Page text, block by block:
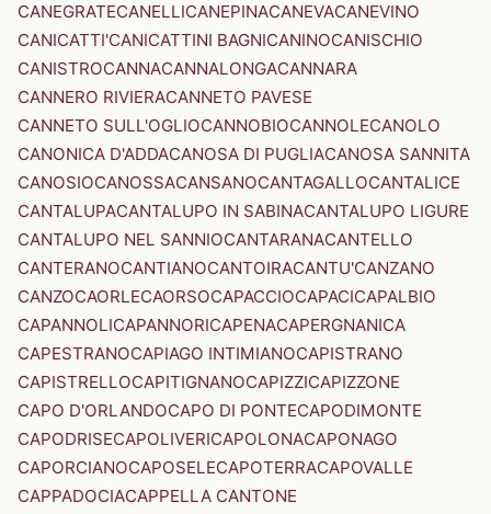
CANEGRATECANELLICANEPINACANEVACANEVINO
CANICATTI'CANICATTINI BAGNICANINOCANISCHIO
CANISTROCANNACANNALONGACANNARA
CANNERO RIVIERACANNETO PAVESE
CANNETO SULL'OGLIOCANNOBIOCANNOLECANOLO
CANONICA D'ADDACANOSA DI PUGLIACANOSA SANNITA
CANOSIOCANOSSACANSANOCANTAGALLOCANTALICE
CANTALUPACANTALUPO IN SABINACANTALUPO LIGURE
CANTALUPO NEL SANNIOCANTARANACANTELLO
CANTERANOCANTIANOCANTOIRACANTU'CANZANO
CANZOCAORLECAORSOCAPACCIOCAPACICAPALBIO
CAPANNOLICAPANNORICAPENACAPERGNANICA
CAPESTRANOCAPIAGO INTIMIANOCAPISTRANO
CAPISTRELLOCAPITIGNANOCAPIZZICAPIZZONE
CAPO D'ORLANDOCAPO DI PONTECAPODIMONTE
CAPODRISECAPOLIVERICAPOLONACAPONAGO
CAPORCIANOCAPOSELECAPOTERRACAPOVALLE
CAPPADOCIACAPPELLA CANTONE